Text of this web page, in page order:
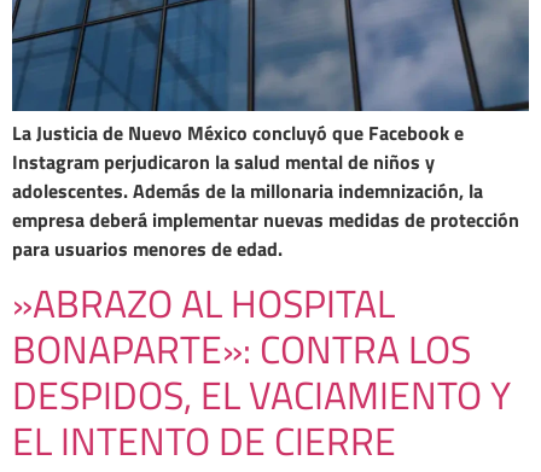
La Justicia de Nuevo México concluyó que Facebook e
Instagram perjudicaron la salud mental de niños y
adolescentes. Además de la millonaria indemnización, la
empresa deberá implementar nuevas medidas de protección
para usuarios menores de edad.
»ABRAZO AL HOSPITAL
BONAPARTE»: CONTRA LOS
DESPIDOS, EL VACIAMIENTO Y
EL INTENTO DE CIERRE